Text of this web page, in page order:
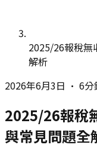
2025/26報稅無
解析
2026年6月3日 • 6分
2025/26報稅
與常見問題全